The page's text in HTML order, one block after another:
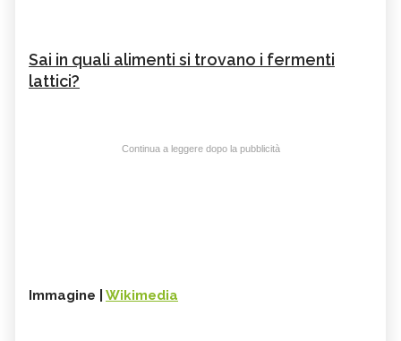
Sai in quali alimenti si trovano i fermenti
lattici?
Continua a leggere dopo la pubblicità
Immagine | Wikimedia